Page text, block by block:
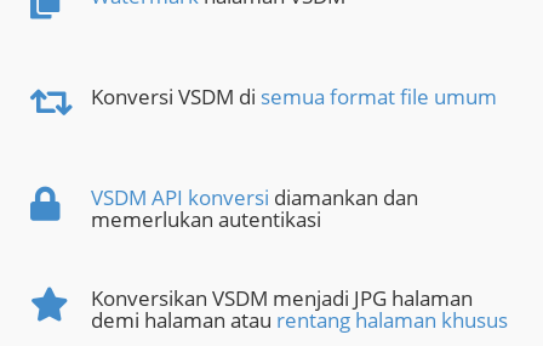
Konversi VSDM di semua format file umum
VSDM API konversi diamankan dan
memerlukan autentikasi
Konversikan VSDM menjadi JPG halaman
demi halaman atau rentang halaman khusus